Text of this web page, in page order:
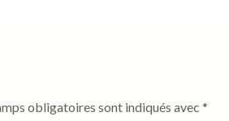
obligatoires sont indiqués avec *